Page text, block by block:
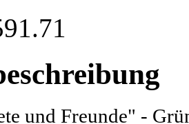
und Freunde" -